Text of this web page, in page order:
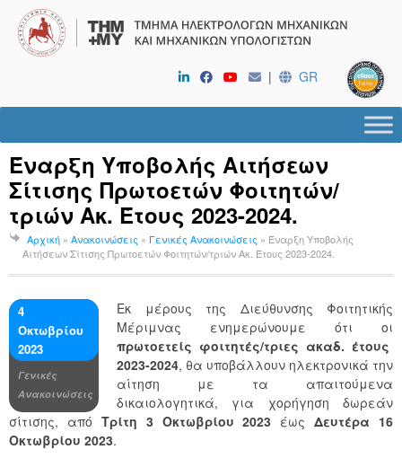
| GR
Έναρξη Υποβολής Αιτήσεων
Σίτισης Πρωτοετών Φοιτητών/
τριών Ακ. Έτους 2023-2024.
Αρχική » Ανακοινώσεις » Γενικές Ανακοινώσεις » Έναρξη Υποβολής
Αιτήσεων Σίτισης Πρωτοετών Φοιτητών/τριών Ακ. Έτους 2023-2024.
4
Οκτωβρίου
2023
Γενικές
Ανακοινώσεις
Εκ μέρους της Διεύθυνσης Φοιτητικής
Μέριμνας ενημερώνουμε ότι οι
πρωτοετείς φοιτητές/τριες ακαδ. έτους
2023-2024, θα υποβάλλουν ηλεκτρονικά την
αίτηση με τα απαιτούμενα
δικαιολογητικά, για χορήγηση δωρεάν
σίτισης, από Τρίτη 3 Οκτωβρίου 2023 έωςΔευτέρα 16
Οκτωβρίου 2023.